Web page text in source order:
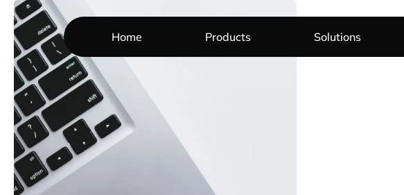
Skip
content
Home Products Solutions